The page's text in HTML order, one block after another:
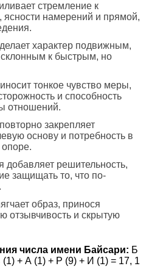
стремление к
ясности намерений и прямой,
характер подвижным,
к быстрым, но
тонкое чувство меры,
и способность
отношений.
закрепляет
основу и потребность в
добавляет решительность,
защищать то, что по-
образ, принося
отзывчивость и скрытую
числа имени Байсари: Б
+ А (1) + Р (9) + И (1) = 17, 1